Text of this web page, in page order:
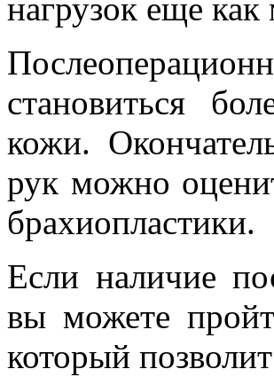
нагрузок еще
становиться
кожи.
рук можно
брахиопластики.
Если наличие
вы можете
который